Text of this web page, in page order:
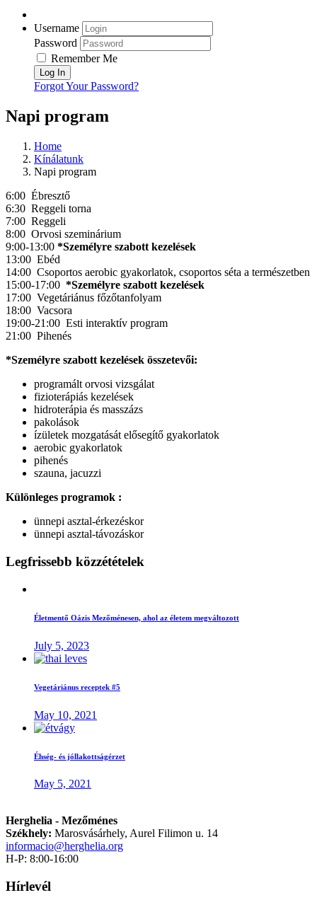
Username
Password
Remember Me
Forgot Your Password?
Napi program
Home
Kínálatunk
Napi program
6:00 Ébresztő
6:30 Reggeli torna
7:00 Reggeli
8:00 Orvosi szeminárium
9:00-13:00 *Személyre szabott kezelések
13:00 Ebéd
14:00 Csoportos aerobic gyakorlatok, csoportos séta a természetben
15:00-17:00 *Személyre szabott kezelések
17:00 Vegetáriánus főzőtanfolyam
18:00 Vacsora
19:00-21:00 Esti interaktív program
21:00 Pihenés
*Személyre szabott kezelések összetevői:
programált orvosi vizsgálat
fizioterápiás kezelések
hidroterápia és masszázs
pakolások
ízületek mozgatását elősegítő gyakorlatok
aerobic gyakorlatok
pihenés
szauna, jacuzzi
Különleges programok :
ünnepi asztal-érkezéskor
ünnepi asztal-távozáskor
Legfrissebb közzétételek
Életmentő Oázis Mezőménesen, ahol az életem megváltozott
July 5, 2023
Vegetáriánus receptek #5
May 10, 2021
Éhség- és jóllakottságérzet
May 5, 2021
Herghelia - Mezőménes
Székhely: Marosvásárhely, Aurel Filimon u. 14
informacio@herghelia.org
H-P: 8:00-16:00
Hírlevél